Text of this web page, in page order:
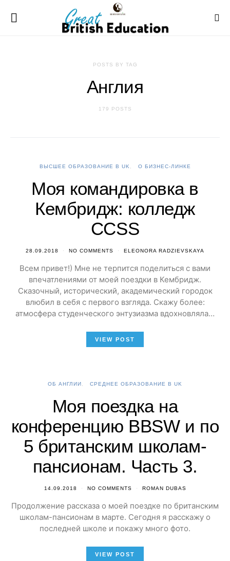
POSTS BY TAG
Англия
179 POSTS
ВЫСШЕЕ ОБРАЗОВАНИЕ В UK О БИЗНЕС-ЛИНКЕ
Моя командировка в
Кембридж: колледж
CCSS
28.09.2018 NO COMMENTS ELEONORA RADZIEVSKAYA
Всем привет!) Мне не терпится поделиться с вами
впечатлениями от моей поездки в Кембридж.
Сказочный, исторический, академический городок
влюбил в себя с первого взгляда. Скажу более:
атмосфера студенческого энтузиазма вдохновляла…
VIEW POST
ОБ АНГЛИИ СРЕДНЕЕ ОБРАЗОВАНИЕ В UK
Моя поездка на
конференцию BBSW и по
5 британским школам-
пансионам. Часть 3.
14.09.2018 NO COMMENTS ROMAN DUBAS
Продолжение рассказа о моей поездке по британским
школам-пансионам в марте. Сегодня я расскажу о
последней школе и покажу много фото.
VIEW POST